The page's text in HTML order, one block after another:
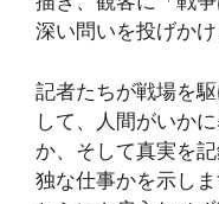
深い問いを投げかけ
記者たちが戦場を
して、人間がいか
か、そして真実を
独な仕事かを示し